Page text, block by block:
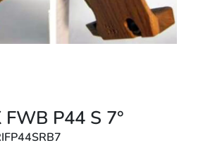
FWB P44 S 7°